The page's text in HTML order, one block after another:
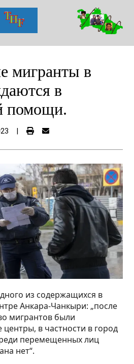
мигранты в
в
помощи.
из содержащихся в
Анкара-Чанкыри: „после
мигрантов были
центры, в частности в город
перемещенных лиц
нет“.